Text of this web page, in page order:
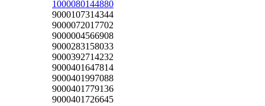
1000080144880
9000107314344
9000072017702
9000004566908
9000283158033
9000392714232
9000401647814
9000401997088
9000401779136
9000401726645